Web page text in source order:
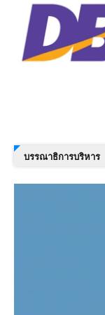
บรรณาธิการบริหาร